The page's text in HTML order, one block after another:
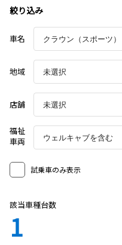
絞り込み
車名
地域
店舗
福祉
車両
試乗車のみ表示
該当車種台数
1